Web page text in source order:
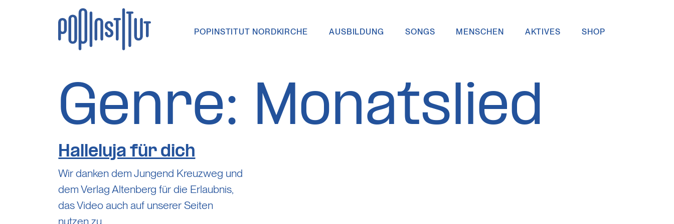
Direkt zum Inhalt wechseln
Hauptnavigation
POPINSTITUT NORDKIRCHE AUSBILDUNG SONGS MENSCHEN AKTIVES SHOP
Genre: Monatslied
Halleluja für dich
Wir danken dem Jungend Kreuzweg und
dem Verlag Altenberg für die Erlaubnis,
das Video auch auf unserer Seiten
nutzen zu